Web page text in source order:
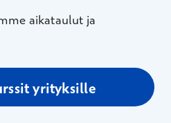
aikataulut ja
yrityksille